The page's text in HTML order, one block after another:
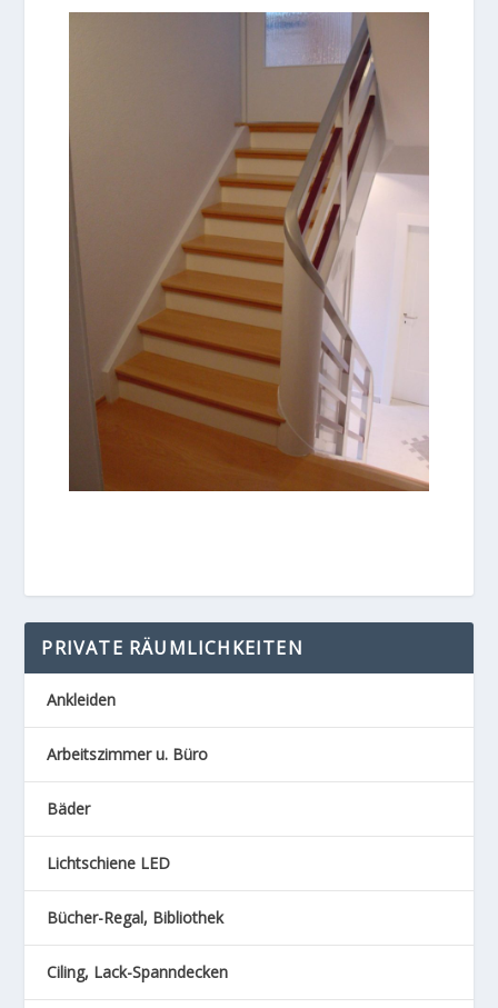
PRIVATE RÄUMLICHKEITEN
Ankleiden
Arbeitszimmer u. Büro
Bäder
Lichtschiene LED
Bücher-Regal, Bibliothek
Ciling, Lack-Spanndecken